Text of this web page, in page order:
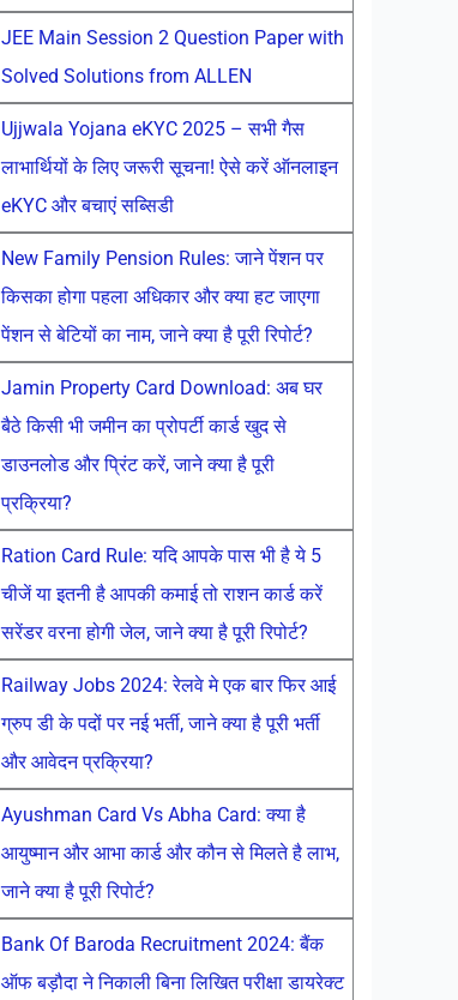
JEE Main Session 2 Question Paper with
Solved Solutions from ALLEN
Ujjwala Yojana eKYC 2025 – सभी गैस
लाभार्थियों के लिए जरूरी सूचना! ऐसे करें ऑनलाइन
eKYC और बचाएं सब्सिडी
New Family Pension Rules: जाने पेंशन पर
किसका होगा पहला अधिकार और क्या हट जाएगा
पेंशन से बेटियों का नाम, जाने क्या है पूरी रिपोर्ट?
Jamin Property Card Download: अब घर
बैठे किसी भी जमीन का प्रोपर्टी कार्ड खुद से
डाउनलोड और प्रिंट करें, जाने क्या है पूरी
प्रक्रिया?
Ration Card Rule: यदि आपके पास भी है ये 5
चीजें या इतनी है आपकी कमाई तो राशन कार्ड करें
सरेंडर वरना होगी जेल, जाने क्या है पूरी रिपोर्ट?
Railway Jobs 2024: रेलवे मे एक बार फिर आई
ग्रुप डी के पदों पर नई भर्ती, जाने क्या है पूरी भर्ती
और आवेदन प्रक्रिया?
Ayushman Card Vs Abha Card: क्या है
आयुष्मान और आभा कार्ड और कौन से मिलते है लाभ,
जाने क्या है पूरी रिपोर्ट?
Bank Of Baroda Recruitment 2024: बैंक
ऑफ बड़ौदा ने निकाली बिना लिखित परीक्षा डायरेक्ट